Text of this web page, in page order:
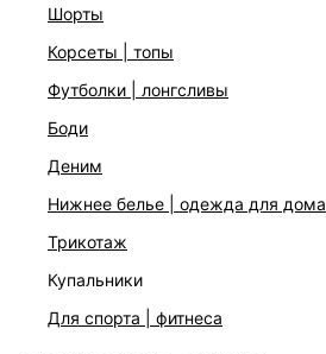
шорты
корсеты | топы
футболки | лонгсливы
боди
деним
нижнее белье | одежда для дома
трикотаж
купальники
для спорта | фитнеса
Скачать
в AppStore
КАТАЛОГ